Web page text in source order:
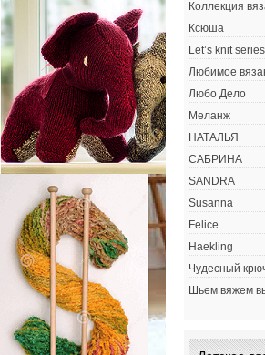
Коллекция
Ксюша
Let’s knit series
Любимое
Любо Дело
Меланж
НАТАЛЬЯ
САБРИНА
SANDRA
Susanna
Felice
Haekling
Чудесный
Шьем вяжем